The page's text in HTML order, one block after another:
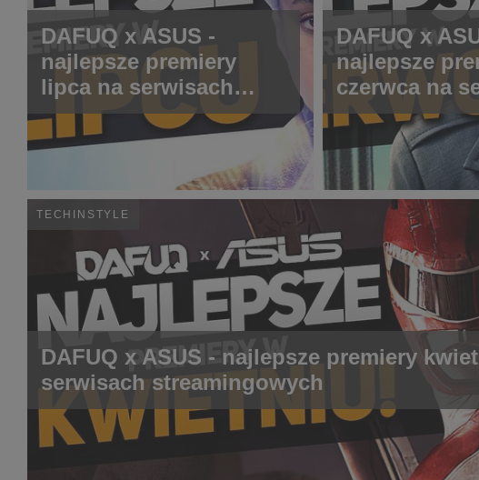
DAFUQ x ASUS -
najlepsze premiery
lipca na serwisach
streamingowych
DAFUQ x
najlepsze
czerwca na
TECHINSTYLE
DAFUQ x ASUS - najlepsze premiery
serwisach streamingowych